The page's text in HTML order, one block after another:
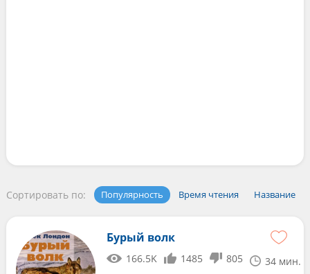
Сортировать по: Популярность Время чтения Название
Бурый волк
166.5K 1485 805 34 мин.